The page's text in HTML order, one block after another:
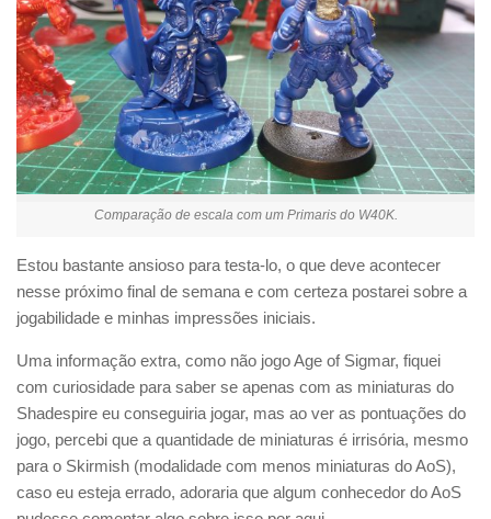
Comparação de escala com um Primaris do W40K.
Estou bastante ansioso para testa-lo, o que deve acontecer
nesse próximo final de semana e com certeza postarei sobre a
jogabilidade e minhas impressões iniciais.
Uma informação extra, como não jogo Age of Sigmar, fiquei
com curiosidade para saber se apenas com as miniaturas do
Shadespire eu conseguiria jogar, mas ao ver as pontuações do
jogo, percebi que a quantidade de miniaturas é irrisória, mesmo
para o Skirmish (modalidade com menos miniaturas do AoS),
caso eu esteja errado, adoraria que algum conhecedor do AoS